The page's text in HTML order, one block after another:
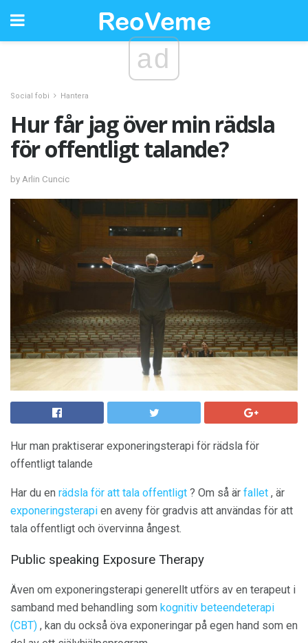
ad
Social fobi Hantera
Hur får jag över min rädsla
för offentligt talande?
by Arlin Cuncic
Hur man praktiserar exponeringsterapi för rädsla för
offentligt talande
Har du en rädsla för att tala offentligt ? Om så är fallet , är
exponeringsterapi en aveny för gradvis att användas för att
tala offentligt och övervinna ångest.
Public speaking Exposure Therapy
Även om exponeringsterapi generellt utförs av en terapeut i
samband med behandling som kognitiv beteendeterapi
(CBT) , kan du också öva exponeringar på egen hand som en